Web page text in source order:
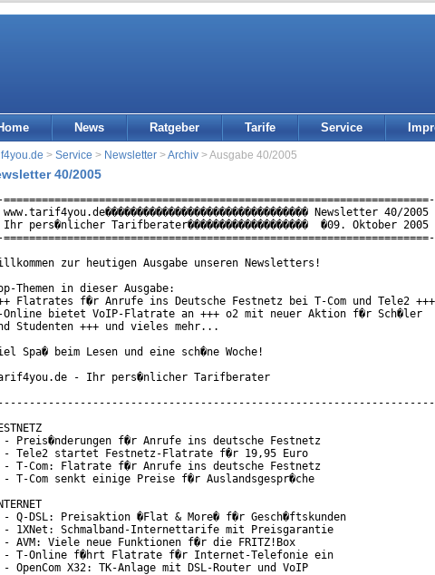
News Ratgeber Tarife Service
> Service > Newsletter > Archiv > Ausgabe 40/2005
40/2005
www.tarif4you.de�������������������������������� Newsletter 40/
Ihr pers�nlicher Tarifberater�������������������  �09. Oktober
zur heutigen Ausgabe unseren Newsletters!
Themen in dieser Ausgabe:
Flatrates f�r Anrufe ins Deutsche Festnetz bei T-Com und Tele2 +++
Online bietet VoIP-Flatrate an +++ o2 mit neuer Aktion f�r Sch�ler
Studenten +++ und vieles mehr...
Spa� beim Lesen und eine sch�ne Woche!
- Ihr pers�nlicher Tarifberater
- Preis�nderungen f�r Anrufe ins deutsche Festnetz
- Tele2 startet Festnetz-Flatrate f�r 19,95 Euro
- T-Com: Flatrate f�r Anrufe ins deutsche Festnetz
- T-Com senkt einige Preise f�r Auslandsgespr�che
- Q-DSL: Preisaktion �Flat & More� f�r Gesch�ftskunden
- 1XNet: Schmalband-Internettarife mit Preisgarantie
- AVM: Viele neue Funktionen f�r die FRITZ!Box
- T-Online f�hrt Flatrate f�r Internet-Telefonie ein
- OpenCom X32: TK-Anlage mit DSL-Router und VoIP